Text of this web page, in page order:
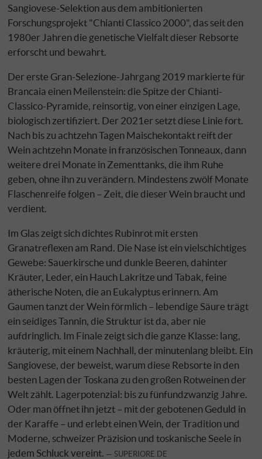
Sangiovese-Selektion aus dem ambitionierten
Forschungsprojekt "Chianti Classico 2000", das seit den
1980er Jahren die genetische Vielfalt dieser Rebsorte
erforscht und bewahrt.
Der erste Gran-Selezione-Jahrgang 2019 markierte für
Brancaia einen Meilenstein: die Spitze der Chianti-
Classico-Pyramide, reinsortig, von einer einzigen Lage,
biologisch zertifiziert. Der 2021er setzt diese Linie fort.
Nach bis zu achtzehn Tagen Maischekontakt reift der
Wein achtzehn Monate in französischen Tonneaux, dann
weitere drei Monate in Zementtanks, die ihm Ruhe
geben, ohne ihn zu verändern. Mindestens zwölf Monate
Flaschenreife folgen – Zeit, die dieser Wein braucht und
verdient.
Im Glas zeigt sich dichtes Rubinrot mit ersten
Granatreflexen am Rand. Die Nase ist ein vielschichtiges
Gewebe: Sauerkirsche und dunkle Beeren, dahinter
Kräuter, Leder, ein Hauch Lakritze und Tabak, feine
ätherische Noten, die an Eukalyptus erinnern. Am
Gaumen tanzt der Wein förmlich – lebendige Säure trägt
ein seidiges Tannin, die Struktur ist da, aber nie
aufdringlich. Im Finale zeigt sich die ganze Klasse: lang,
kräuterig, mit einem Nachhall, der minutenlang bleibt. Ein
Sangiovese, der beweist, warum diese Rebsorte in den
besten Lagen der Toskana zu den großen Rotweinen der
Welt zählt. Lagerpotenzial: bis zu fünfundzwanzig Jahre.
Oder man öffnet ihn jetzt – mit der gebotenen Geduld in
der Karaffe – und erlebt einen Wein, der Tradition und
Moderne, schweizer Präzision und toskanische Seele in
jedem Schluck vereint.
SUPERIORE.DE